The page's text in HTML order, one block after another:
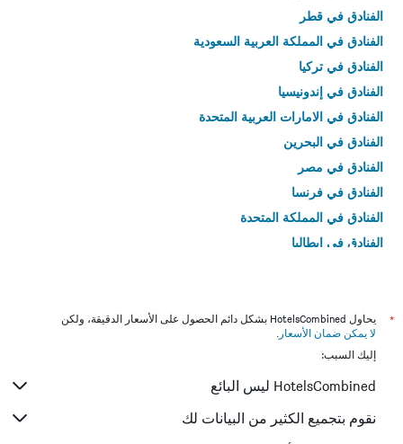
الفنادق في قطر
الفنادق في المملكة العربية السعودية
الفنادق في تركيا
الفنادق في إندونيسيا
الفنادق في الامارات العربية المتحدة
الفنادق في البحرين
الفنادق في مصر
الفنادق في فرنسا
الفنادق في المملكة المتحدة
الفنادق في إيطاليا
*
يحاول HotelsCombined بشكل دائم الحصول على الأسعار الدقيقة، ولكن
لا يمكن ضمان الأسعار .
إليك السبب:
HotelsCombined ليس البائع
نقوم بتجميع الكثير من البيانات لك